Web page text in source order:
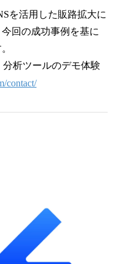
を活用した販路拡大に
回の成功事例を基に
析ツールのデモ体験
contact/